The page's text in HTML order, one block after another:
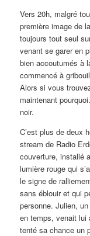
Vers 20h, malgré
première image de
toujours tout seul
venant se garer en
bien accoutumés à
commencé à
Alors si vous
maintenant
noir.
C’est plus de deux
stream de Radio
couverture, installé
lumière rouge qui
le signe de
sans éblouir et qui
personne. Julien,
en temps, venait lui
tenté sa chance un